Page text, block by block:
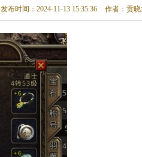
发布时间：2024-11-13 15:35:36 作者：贡